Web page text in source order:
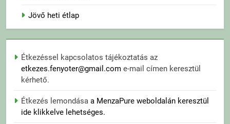
Jövő heti étlap
Étkezéssel kapcsolatos tájékoztatás az
etkezes.fenyoter@gmail.com e-mail címen keresztül
kérhető.
Étkezés lemondása a MenzaPure weboldalán keresztül
ide klikkelve lehetséges.